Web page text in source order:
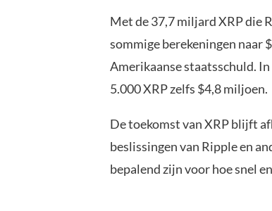
Met de 37,7 miljard XRP die
sommige berekeningen naar
Amerikaanse staatsschuld.
5.000 XRP zelfs $4,8 miljoen.
De toekomst van XRP blijft
beslissingen van Ripple en
bepalend zijn voor hoe snel